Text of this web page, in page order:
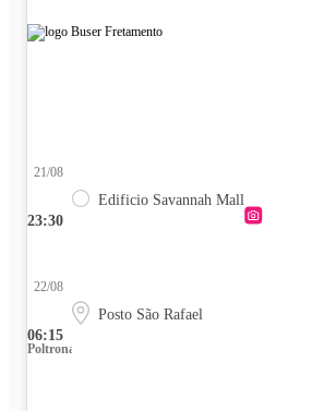
23:30
21/08
Edificio Savannah Mall
06:15
22/08
Posto São Rafael
Poltrona